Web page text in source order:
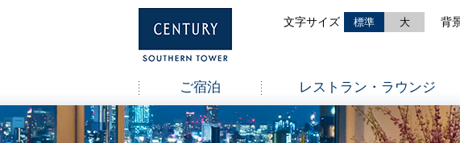
標準 大
ご宿泊 レストラン・ラウンジ